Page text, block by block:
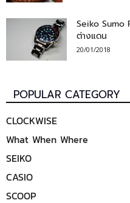
Seiko Sumo
ต่างแดน
20/01/2018
POPULAR CATEGORY
CLOCKWISE
What When Where
SEIKO
CASIO
SCOOP